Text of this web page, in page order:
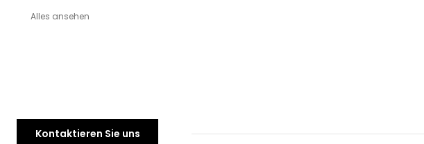
Alles ansehen
Kontaktieren Sie uns